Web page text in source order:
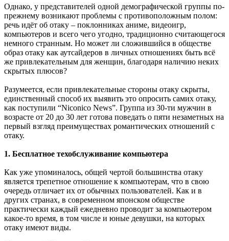
Однако, у представителей одной демографической группы по-
прежнему возникают проблемы с противоположным полом:
речь идёт об отаку – поклонниках аниме, видеоигр,
компьютеров и всего чего угодно, традиционно считающегося
немного странным. Но может ли сложившийся в обществе
образ отаку как аутсайдеров в личных отношениях быть всё
же привлекательным для женщин, благодаря наличию неких
скрытых плюсов?
Разумеется, если привлекательные стороны отаку скрыты,
единственный способ их выявить это опросить самих отаку,
как поступили “Niconico News”. Группа из 30-ти мужчин в
возрасте от 20 до 30 лет готова поведать о пяти незаметных на
первый взгляд преимуществах романтических отношений с
отаку.
1. Бесплатное техобслуживание компьютера
Как уже упоминалось, общей чертой большинства отаку
является трепетное отношение к компьютерам, что в свою
очередь отличает их от обычных пользователей. Как и в
других странах, в современном японском обществе
практически каждый ежедневно проводит за компьютером
какое-то время, в том числе и юные девушки, на которых
отаку имеют виды.